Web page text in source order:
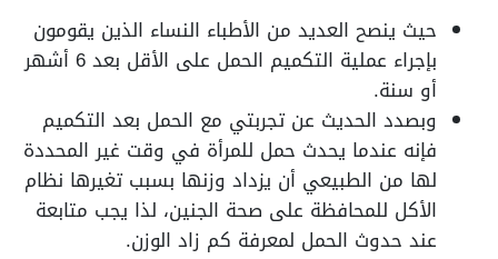
حيث ينصح العديد من الأطباء النساء الذين يقومون
بإجراء عملية التكميم الحمل على الأقل بعد 6 أشهر
أو سنة.
وبصدد الحديث عن تجربتي مع الحمل بعد التكميم
فإنه عندما يحدث حمل للمرأة في وقت غير المحددة
لها من الطبيعي أن يزداد وزنها بسبب تغيرها نظام
الأكل للمحافظة على صحة الجنين، لذا يجب متابعة
عند حدوث الحمل لمعرفة كم زاد الوزن.